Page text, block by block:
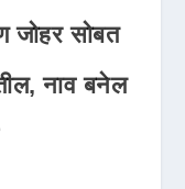
जोहर सोबत
नाव बनेल